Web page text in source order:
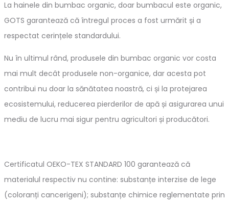
La hainele din bumbac organic, doar bumbacul este organic,
GOTS garantează că întregul proces a fost urmărit și a
respectat cerințele standardului.
Nu în ultimul rând, produsele din bumbac organic vor costa
mai mult decât produsele non-organice, dar acesta pot
contribui nu doar la sănătatea noastră, ci și la protejarea
ecosistemului, reducerea pierderilor de apă și asigurarea unui
mediu de lucru mai sigur pentru agricultori și producători.
Certificatul OEKO-TEX STANDARD 100 garantează că
materialul respectiv nu contine: substanțe interzise de lege
(coloranți cancerigeni); substanțe chimice reglementate prin